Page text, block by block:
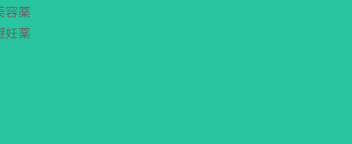
容薬
妊薬